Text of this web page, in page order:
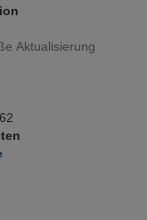
Aktualisierung
mit Medikamenten